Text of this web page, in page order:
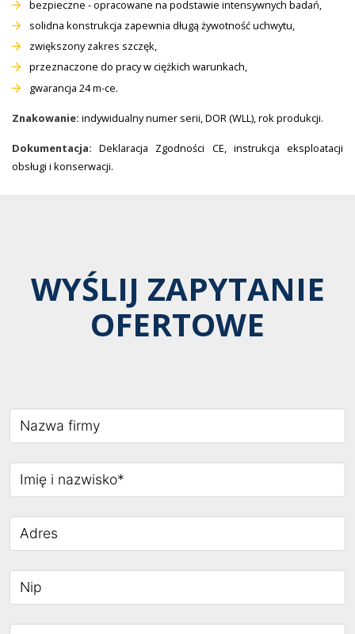
bezpieczne - opracowane na podstawie intensywnych badań,
solidna konstrukcja zapewnia długą żywotność uchwytu,
zwiększony zakres szczęk,
przeznaczone do pracy w ciężkich warunkach,
gwarancja 24 m-ce.
Znakowanie: indywidualny numer serii, DOR (WLL), rok produkcji.
Dokumentacja: Deklaracja Zgodności CE, instrukcja eksploatacji
obsługi i konserwacji.
WYŚLIJ ZAPYTANIE
OFERTOWE